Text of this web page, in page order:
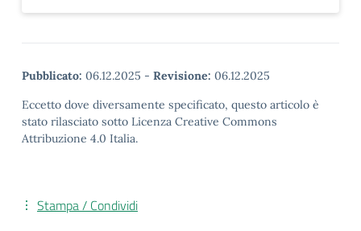
Pubblicato: 06.12.2025 - Revisione: 06.12.2025
Eccetto dove diversamente specificato, questo articolo è
stato rilasciato sotto Licenza Creative Commons
Attribuzione 4.0 Italia.
Stampa / Condividi